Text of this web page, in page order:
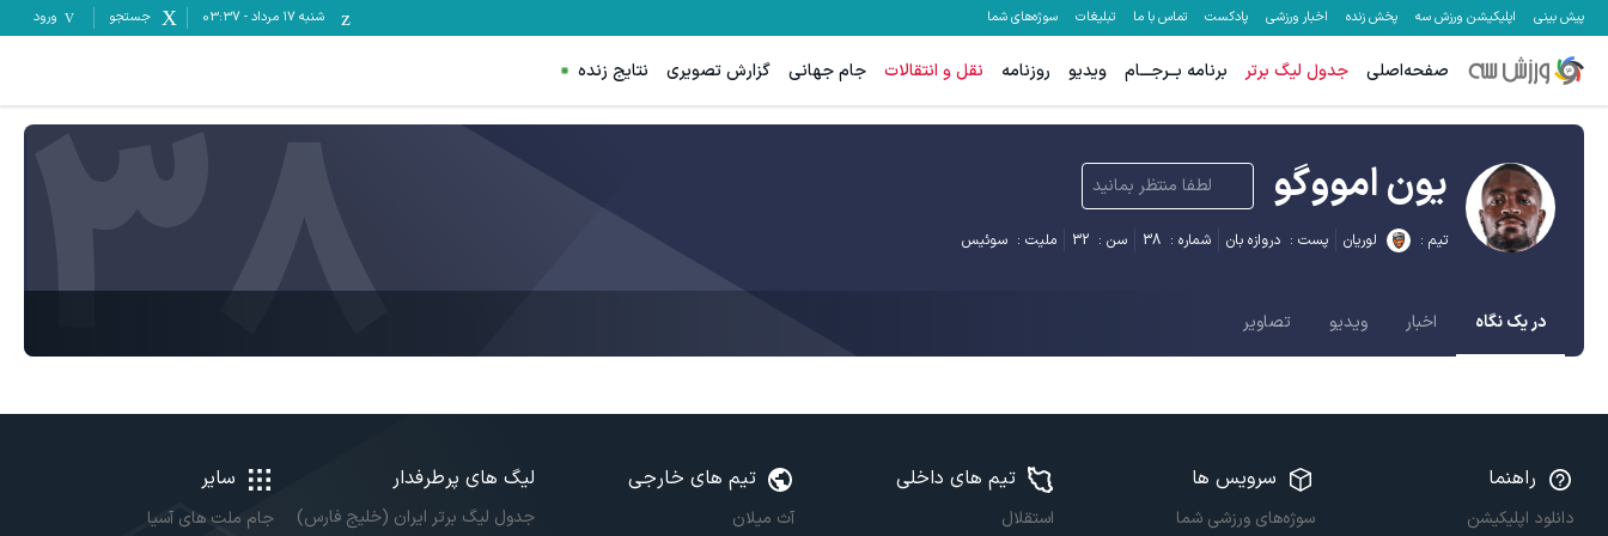
پیش بینی اپلیکیشن ورزش سه پخش زنده اخبار ورزشی پادکست تماس با ما تبلیغات سوژه‌های شما شنبه ۱۷ مرداد -
03:37 جستجو ورود
صفحه‌اصلی جدول لیگ برتر برنامه بــرجـــام ویدیو روزنامه نقل و انتقالات جام جهانی گزارش تصویری نتایج زنده
یون امووگو لطفا منتظر بمانید
تیم : لوریان پست : دروازه بان شماره : 38 سن : 32 ملیت : سوئیس 38 در یک نگاه اخبار ویدیو تصاویر
راهنما
دانلود اپلیکیشن
سرویس ها
سوژه‌های ورزشی شما
تیم های داخلی
استقلال
تیم های خارجی
آث میلان
لیگ های پرطرفدار
جدول لیگ برتر ایران (خلیج فارس)
سایر
جام ملت های آسیا